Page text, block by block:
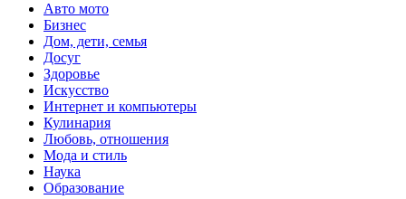
Авто мото
Бизнес
Дом, дети, семья
Досуг
Здоровье
Искусство
Интернет и компьютеры
Кулинария
Любовь, отношения
Мода и стиль
Наука
Образование